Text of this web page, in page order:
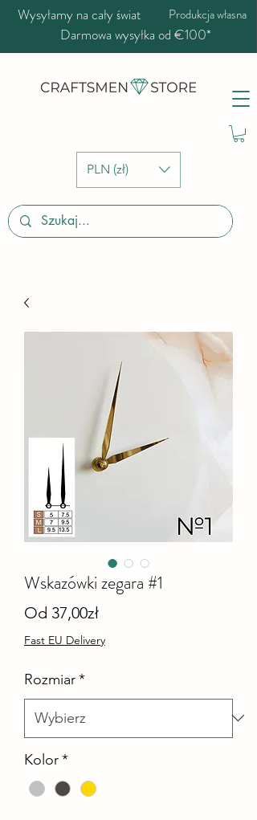
PLN (zł)
Wysyłamy na cały świat Produkcja własna
Darmowa wysyłka od €100*
Wskazówki zegara #1
Od 37,00złCena
Rabatowa
Fast EU Delivery
Rozmiar*
Kolor*